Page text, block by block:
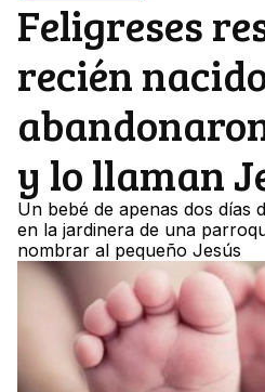
Feligreses
recién
y lo llaman
Un bebé de apenas dos días
en la jardinera de una
nombrar al pequeño Jesús